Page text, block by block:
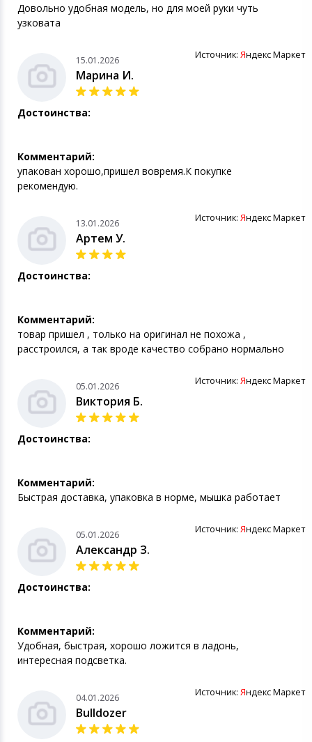
Довольно удобная модель, но для моей руки чуть
узковата
Источник: Яндекс Маркет
15.01.2026
Марина И.
Достоинства:
Комментарий:
упакован хорошо,пришел вовремя.К покупке
рекомендую.
Источник: Яндекс Маркет
13.01.2026
Артем У.
Достоинства:
Комментарий:
товар пришел , только на оригинал не похожа ,
расстроился, а так вроде качество собрано нормально
Источник: Яндекс Маркет
05.01.2026
Виктория Б.
Достоинства:
Комментарий:
Быстрая доставка, упаковка в норме, мышка работает
Источник: Яндекс Маркет
05.01.2026
Александр З.
Достоинства:
Комментарий:
Удобная, быстрая, хорошо ложится в ладонь,
интересная подсветка.
Источник: Яндекс Маркет
04.01.2026
Bulldozer